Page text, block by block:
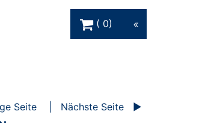
0
Seite Nächste Seite